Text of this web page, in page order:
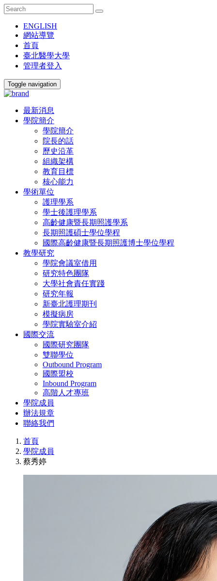
ENGLISH
網站導覽
首頁
臺北醫學大學
管理者登入
Toggle navigation
最新消息
學院簡介
學院簡介
院長的話
歷史沿革
組織架構
教育目標
核心能力
學術單位
護理學系
學士後護理學系
高齡健康暨長期照護學系
長期照護碩士學位學程
國際高齡健康暨長期照護博士學位學程
教學研究
學院會議室借用
研究特色團隊
大學社會責任實踐
研究年報
新臺北護理期刊
模擬病房
學院實驗室介紹
國際交流
國際研究團隊
雙聯學位
Outbound Program
國際盟校
Inbound Program
高階人才專班
學院成員
辦法規章
聯絡我們
首頁
學院成員
蔡秀婷